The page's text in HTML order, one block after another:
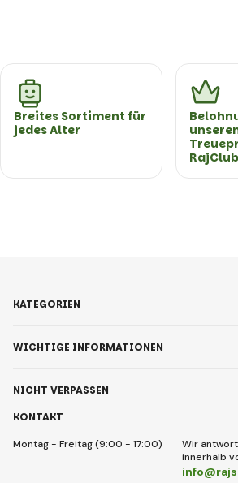
Breites Sortiment für
jedes Alter
RajClub
KONTAKT
Montag - Freitag (9:00 - 17:00)
Wir
innerhalb
KATEGORIEN
WICHTIGE INFORMATIONEN
NICHT VERPASSEN